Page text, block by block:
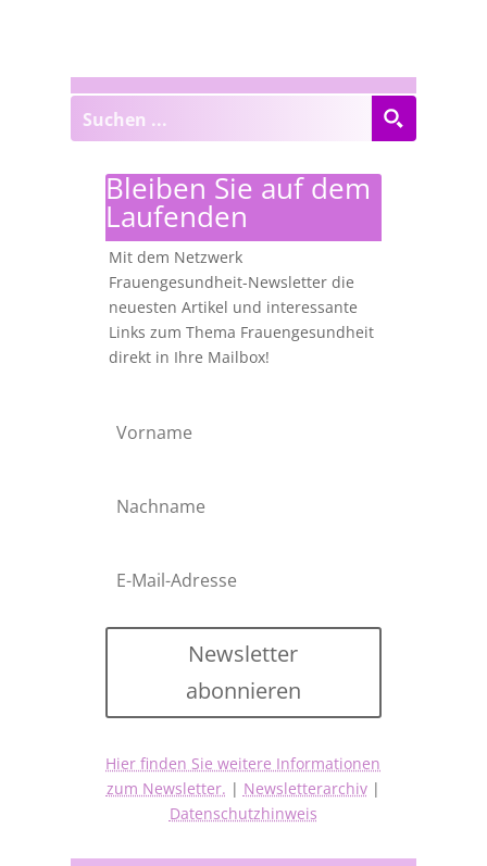
Bleiben Sie auf dem
Laufenden
Mit dem Netzwerk
Frauengesundheit-Newsletter die
neuesten Artikel und interessante
Links zum Thema Frauengesundheit
direkt in Ihre Mailbox!
Newsletter
abonnieren
Hier finden Sie weitere Informationen
zum Newsletter. | Newsletterarchiv|
Datenschutzhinweis